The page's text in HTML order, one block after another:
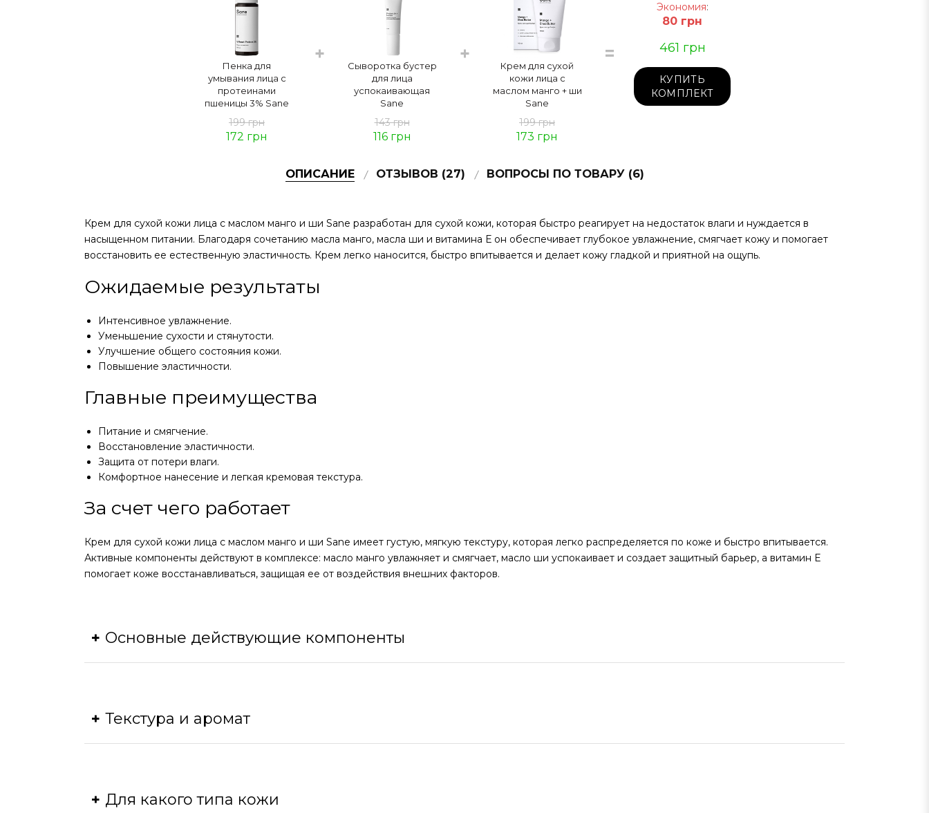
Пенка для
умывания лица с
протеинами
пшеницы 3% Sane
199 грн
172 грн
+
Сыворотка бустер
для лица
успокаивающая
Sane
143 грн
116грн
+
Крем для сухой
кожи лица с
маслом манго + ши
Sane
199 грн
173 грн
=
Экономия:
80 грн
461 грн
КУПИТЬ
КОМПЛЕКТ
ОПИСАНИЕ ОТЗЫВОВ (27) ВОПРОСЫ ПО ТОВАРУ (6)
Крем для сухой кожи лица с маслом манго и ши Sane разработан для сухой кожи, которая быстро реагирует на недостаток влаги и нуждается в
насыщенном питании. Благодаря сочетанию масла манго, масла ши и витамина Е он обеспечивает глубокое увлажнение, смягчает кожу и помогает
восстановить ее естественную эластичность. Крем легко наносится, быстро впитывается и делает кожу гладкой и приятной на ощупь.
Ожидаемые результаты
Интенсивное увлажнение.
Уменьшение сухости и стянутости.
Улучшение общего состояния кожи.
Повышение эластичности.
Главные преимущества
Питание и смягчение.
Восстановление эластичности.
Защита от потери влаги.
Комфортное нанесение и легкая кремовая текстура.
За счет чего работает
Крем для сухой кожи лица с маслом манго и ши Sane имеет густую, мягкую текстуру, которая легко распределяется по коже и быстро впитывается.
Активные компоненты действуют в комплексе: масло манго увлажняет и смягчает, масло ши успокаивает и создает защитный барьер, а витамин Е
помогает коже восстанавливаться, защищая ее от воздействия внешних факторов.
Основные действующие компоненты
Витамин Е:
Текстура и аромат
Крем имеет кремовую, густую текстуру, которая легко наносится на кожу и быстро впитывается.
Для какого типа кожи